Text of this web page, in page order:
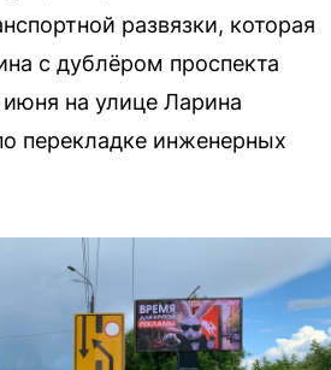
развязки, которая
с дублёром проспекта
июня на улице Ларина
перекладке инженерных